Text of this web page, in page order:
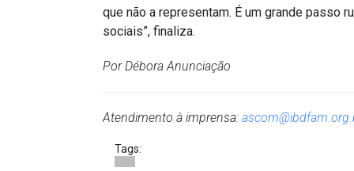
que não a representam. É um grande passo
sociais”, finaliza.
Por Débora Anunciação
Atendimento à imprensa:
Tags: